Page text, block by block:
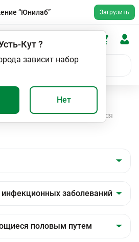
“Юнилаб” Загрузить
Кут?
зависит набор
Нет
ПЦР - диагностика
Инфекции передающиеся